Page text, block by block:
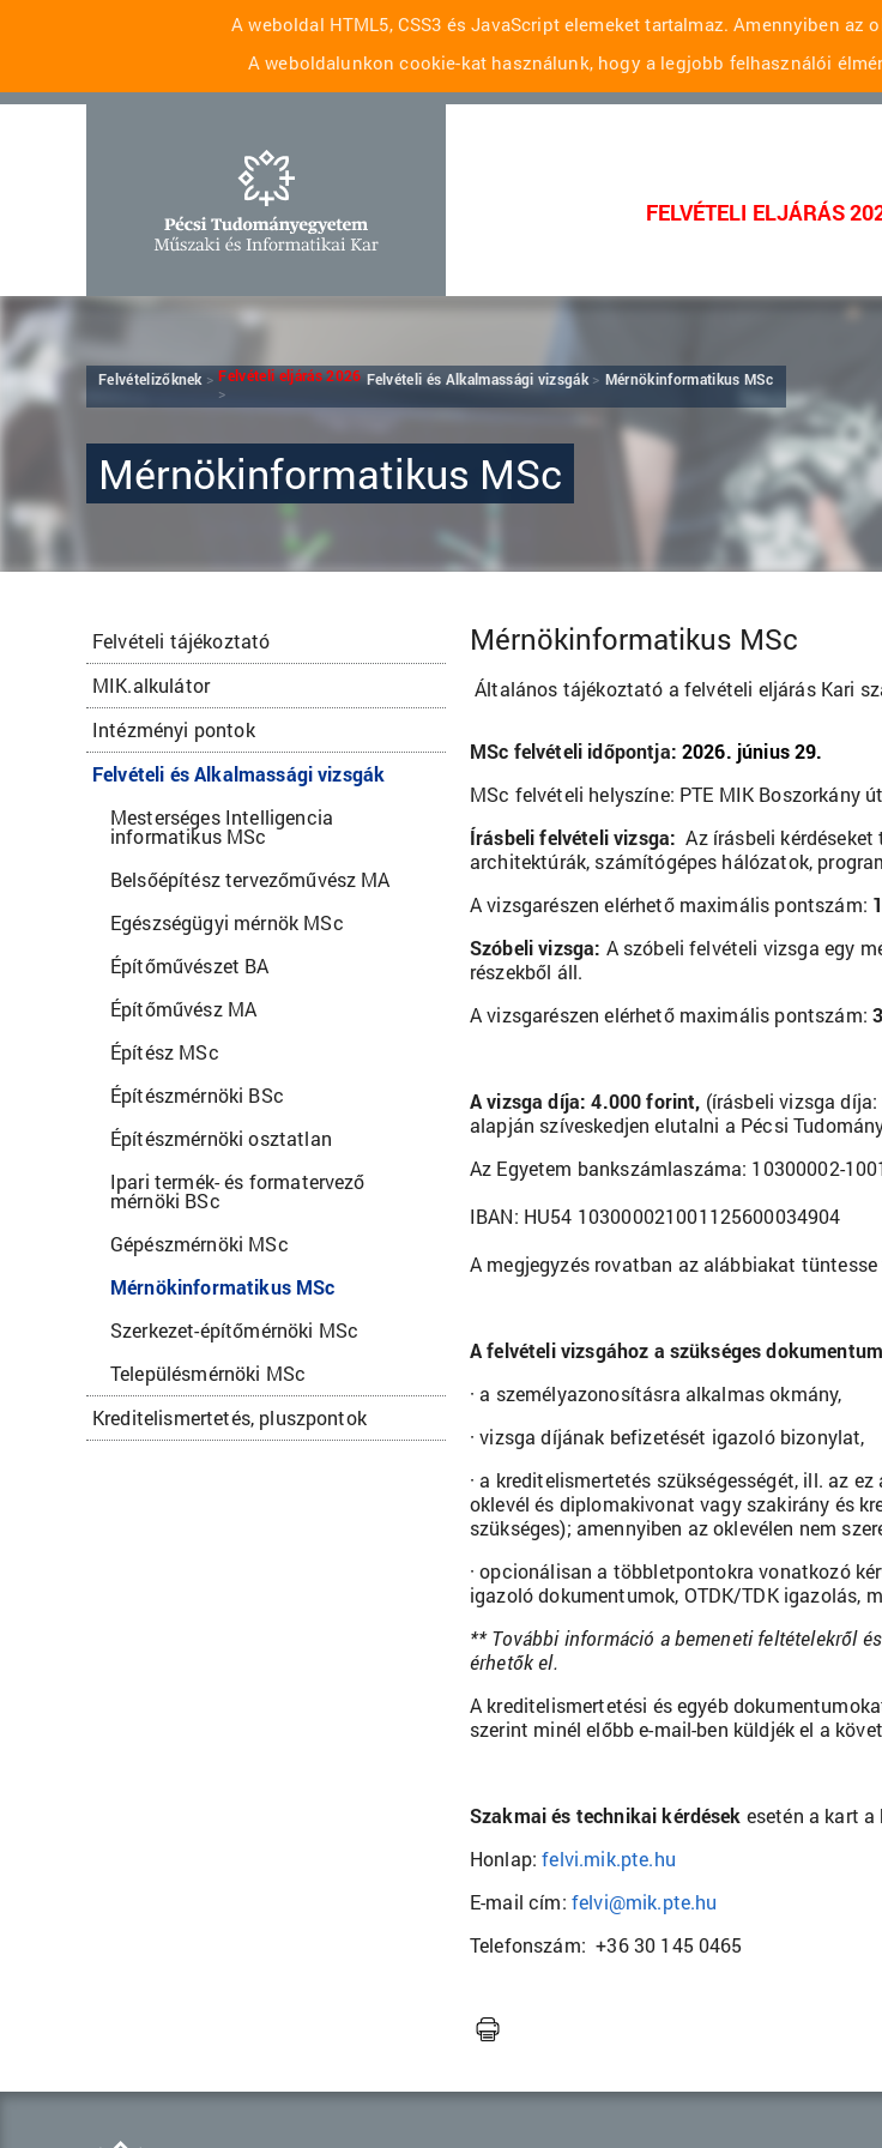
A weboldal HTML5, CSS3 és JavaScript elemeket tartalmaz. Amennyiben
A weboldalunkon cookie-kat használunk, hogy a legjobb felhasználói
FELVÉTELI ELJÁRÁS
Felvételizőknek Felvételi eljárás 2026 Felvételi és Alkalmassági vizsgák Mérnökinformatikus MSc
Mérnökinformatikus MSc
Felvételi tájékoztató
MIK.alkulátor
Intézményi pontok
Felvételi és Alkalmassági vizsgák
Mesterséges Intelligencia
informatikus MSc
Belsőépítész tervezőművész MA
Egészségügyi mérnök MSc
Építőművészet BA
Építőművész MA
Építész MSc
Építészmérnöki BSc
Építészmérnöki osztatlan
Ipari termék- és formatervező
mérnöki BSc
Gépészmérnöki MSc
Mérnökinformatikus MSc
Szerkezet-építőmérnöki MSc
Településmérnöki MSc
Kreditelismertetés, pluszpontok
Mérnökinformatikus MSc
Általános tájékoztató a felvételi eljárás Kari
MSc felvételi időpontja:2026. június 29.
MSc felvételi helyszíne: PTE MIK Boszorkány
Írásbeli felvételi vizsga: Az írásbeli
architektúrák, számítógépes hálózatok,
A vizsgarészen elérhető maximális pontszám:
Szóbeli vizsga: A szóbeli felvételi vizsga egy
részekből áll.
A vizsgarészen elérhető maximális pontszám:
A vizsga díja: 4.000 forint, (írásbeli vizsga
alapján szíveskedjen elutalni a Pécsi
Az Egyetem bankszámlaszáma: 10300002-
IBAN: HU54 103000021001125600034904
A megjegyzés rovatban az alábbiakat tüntesse
A felvételi vizsgához a szükséges
· a személyazonosításra alkalmas okmány,
· vizsga díjának befizetését igazoló bizonylat,
· a kreditelismertetés szükségességét, ill. az
oklevél és diplomakivonat vagy szakirány és
szükséges); amennyiben az oklevélen nem
· opcionálisan a többletpontokra vonatkozó
igazoló dokumentumok, OTDK/TDK igazolás,
** További információ a bemeneti feltételekről
érhetők el.
A kreditelismertetési és egyéb
szerint minél előbb e-mail-ben küldjék el a
Szakmai és technikai kérdések esetén a kart a
Honlap:felvi.mik.pte.hu
E-mail cím: felvi@mik.pte.hu
Telefonszám: +36 30 145 0465